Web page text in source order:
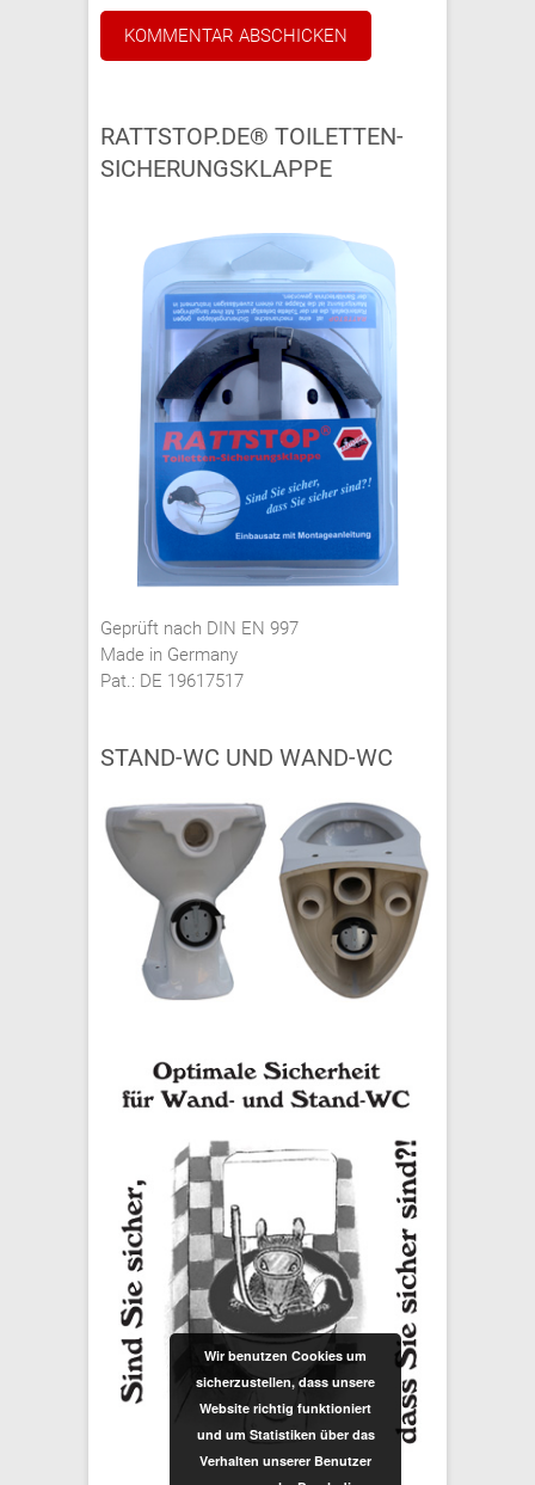
RATTSTOP.DE® TOILETTEN-
SICHERUNGSKLAPPE
Geprüft nach DIN EN 997
Made in Germany
Pat.: DE 19617517
STAND-WC UND WAND-WC
Wir benutzen Cookies um
sicherzustellen, dass unsere
Website richtig funktioniert
und um Statistiken über das
Verhalten unserer Benutzer